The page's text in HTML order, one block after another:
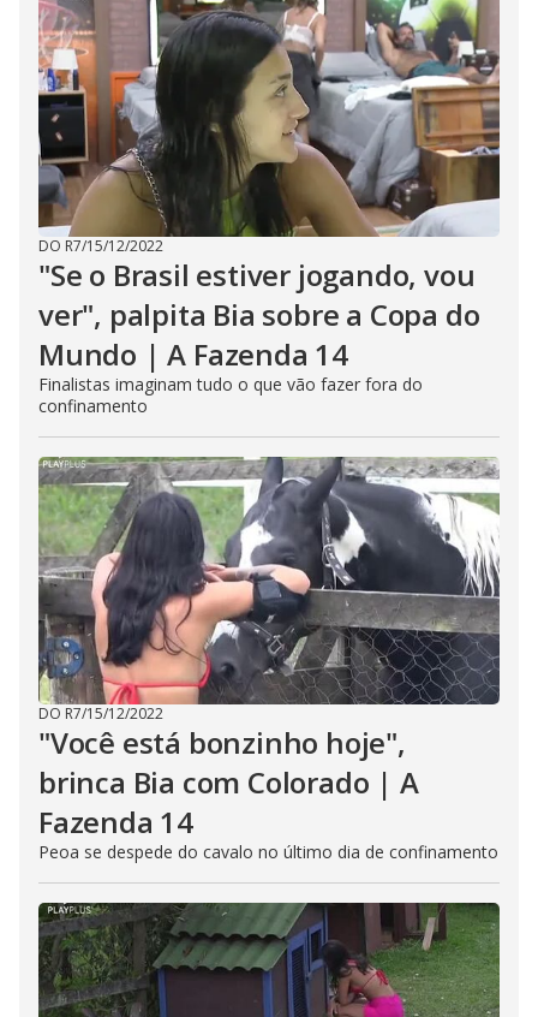
DO R7/15/12/2022
"Se o Brasil estiver jogando, vou
ver", palpita Bia sobre a Copa do
Mundo | A Fazenda 14
Finalistas imaginam tudo o que vão fazer fora do
confinamento
DO R7/15/12/2022
"Você está bonzinho hoje",
brinca Bia com Colorado | A
Fazenda 14
Peoa se despede do cavalo no último dia de confinamento